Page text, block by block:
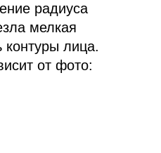
радиуса
мелкая
контуры лица.
от фото: